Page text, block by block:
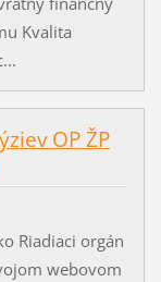
Kvalita
OP ŽP
Riadiaci orgán
webovom